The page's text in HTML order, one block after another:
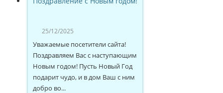
25/12/2025
Уважаемые посетители сайта!
Поздравляем Вас с наступающим
Новым годом! Пусть Новый Год
подарит чудо, и в дом Ваш с ним
добро во...